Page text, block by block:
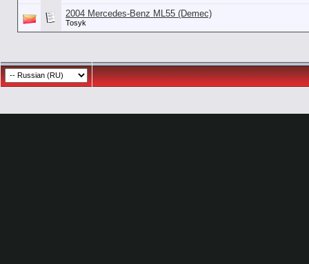
2004 Mercedes-Benz ML55 (Demec)
Tosyk